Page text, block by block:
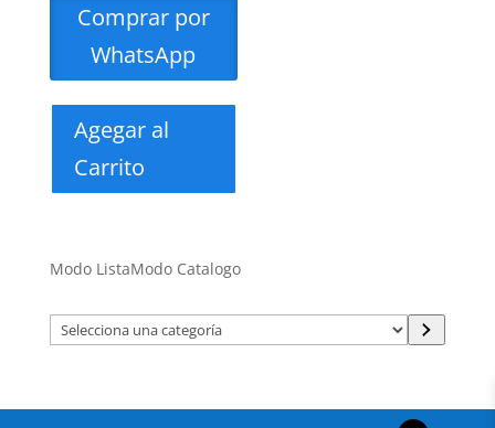
Comprar por
WhatsApp
Agegar al
Carrito
Modo ListaModo Catalogo
Selecciona
una